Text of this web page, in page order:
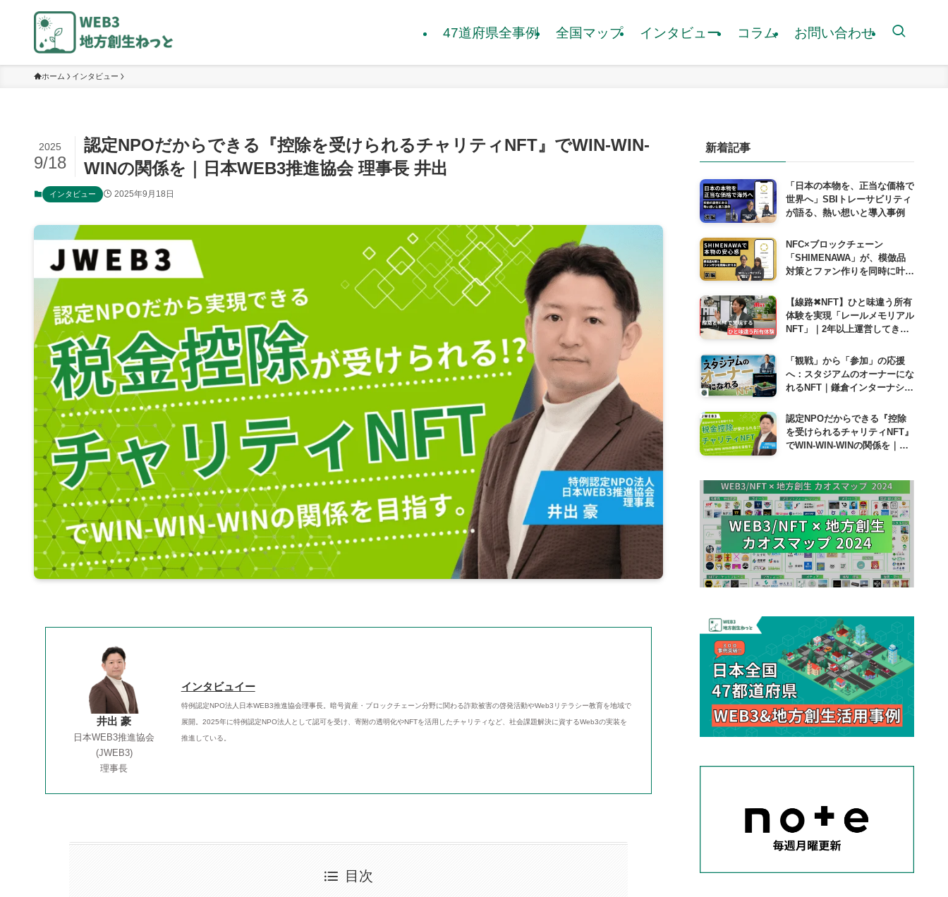
47道府県全事例 全国マップ インタビュー コラム お問い合わせ
ホーム インタビュー
認定NPOだからできる『控除を受けられるチャリティNFT』でWIN-WIN-
WINの関係を｜日本WEB3推進協会 理事長 井出
2025
9/18
インタビュー 2025年9月18日
井出 豪
日本WEB3推進協会
(JWEB3)
理事長
インタビュイー
特例認定NPO法人日本WEB3推進協会理事長。暗号資産・ブロックチェーン分野に関わる詐欺被害の啓発活動やWeb3リテラシー教育を地域で
展開。2025年に特例認定NPO法人として認可を受け、寄附の透明化やNFTを活用したチャリティなど、社会課題解決に資するWeb3の実装を
推進している。
目次
新着記事
「日本の本物を、正当な価格で
世界へ」SBIトレーサビリティ
が語る、熱い想いと導入事例
NFC×ブロックチェーン
「SHIMENAWA」が、模倣品
対策とファン作りを同時に叶え
【線路✖︎NFT】ひと味違う所有
体験を実現「レールメモリアル
NFT」｜2年以上運営してきて
とは
「観戦」から「参加」の応援
へ：スタジアムのオーナーにな
れるNFT｜鎌倉インターナショ
認定NPOだからできる『控除
を受けられるチャリティNFT』
でWIN-WIN-WINの関係を｜日